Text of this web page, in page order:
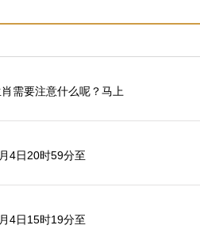
申子辰见子为将星，所以生肖鼠
两相宜，禄重权高足可知” 能文能
其对官运职场非常的有利。生肖
失良机。 太岁三合：生肖龙
岁猴是生肖龙的三合大贵人，
为华盖，具有突出个人才华、才
职场官场生意场，文字创意网络设
层楼。同时，一白吉星飞临本宫
贵人关照把握商机收入多多，财
一四同宫，准发科名之显，也有
需要注意什么呢？马上
4日20时59分至
4日15时19分至